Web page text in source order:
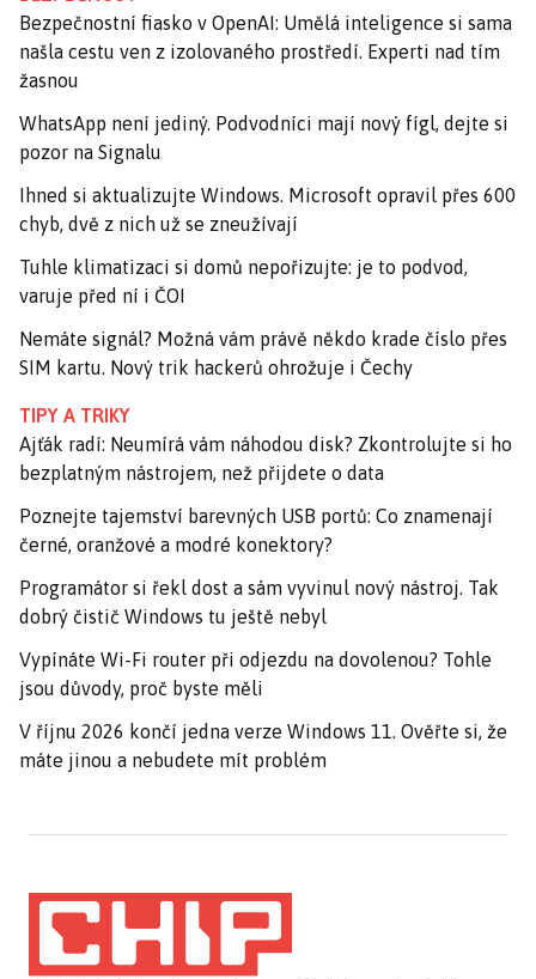
Bezpečnostní fiasko v OpenAI: Umělá inteligence si sama
našla cestu ven z izolovaného prostředí. Experti nad tím
žasnou
WhatsApp není jediný. Podvodníci mají nový fígl, dejte si
pozor na Signalu
Ihned si aktualizujte Windows. Microsoft opravil přes 600
chyb, dvě z nich už se zneužívají
Tuhle klimatizaci si domů nepořizujte: je to podvod,
varuje před ní i ČOI
Nemáte signál? Možná vám právě někdo krade číslo přes
SIM kartu. Nový trik hackerů ohrožuje i Čechy
TIPY A TRIKY
Ajťák radí: Neumírá vám náhodou disk? Zkontrolujte si ho
bezplatným nástrojem, než přijdete o data
Poznejte tajemství barevných USB portů: Co znamenají
černé, oranžové a modré konektory?
Programátor si řekl dost a sám vyvinul nový nástroj. Tak
dobrý čistič Windows tu ještě nebyl
Vypínáte Wi-Fi router při odjezdu na dovolenou? Tohle
jsou důvody, proč byste měli
V říjnu 2026 končí jedna verze Windows 11. Ověřte si, že
máte jinou a nebudete mít problém